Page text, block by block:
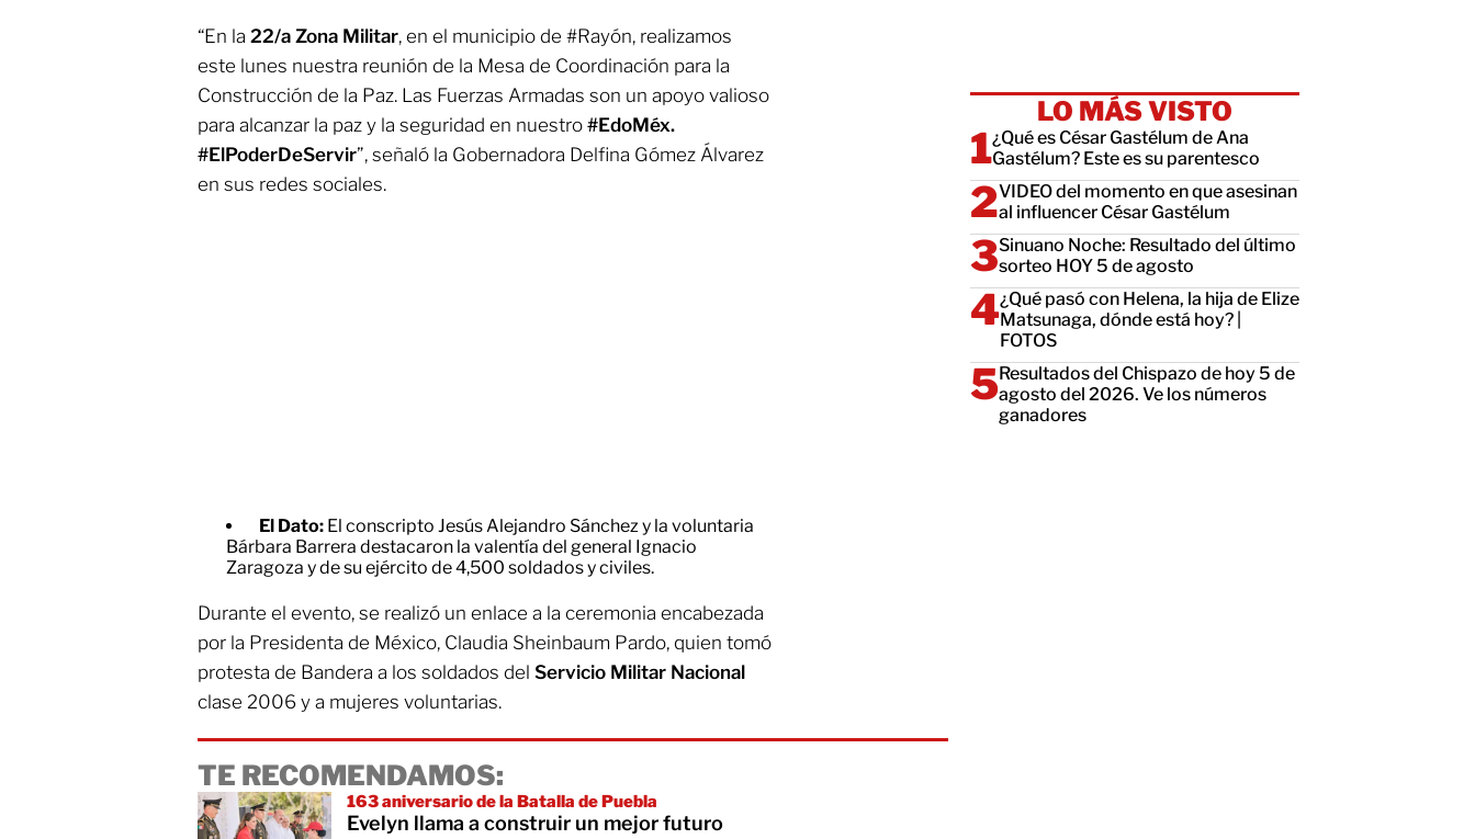
“En la 22/a Zona Militar, en el municipio de #Rayón, realizamos
este lunes nuestra reunión de la Mesa de Coordinación para la
Construcción de la Paz. Las Fuerzas Armadas son un apoyo valioso
para alcanzar la paz y la seguridad en nuestro #EdoMéx.
#ElPoderDeServir”, señaló la Gobernadora Delfina Gómez Álvarez
en sus redes sociales.
El Dato: El conscripto Jesús Alejandro Sánchez y la voluntaria
Bárbara Barrera destacaron la valentía del general Ignacio
Zaragoza y de su ejército de 4,500 soldados y civiles.
Durante el evento, se realizó un enlace a la ceremonia encabezada
por la Presidenta de México, Claudia Sheinbaum Pardo, quien tomó
protesta de Bandera a los soldados del Servicio Militar Nacional
clase 2006 y a mujeres voluntarias.
TE RECOMENDAMOS:
163 aniversario de la Batalla de Puebla
Evelyn llama a construir un mejor futuro
LO MÁS VISTO
¿Qué es César Gastélum de Ana
Gastélum? Este es su parentesco
VIDEO del momento en que asesinan
al influencer César Gastélum
Sinuano Noche: Resultado del último
sorteo HOY 5 de agosto
¿Qué pasó con Helena, la hija de Elize
Matsunaga, dónde está hoy? |
FOTOS
Resultados del Chispazo de hoy 5 de
agosto del 2026. Ve los números
ganadores